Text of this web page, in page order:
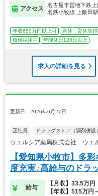
アクセス
名古屋市営地下鉄
名鉄小牧線 上飯田駅
年収650万円以上可 産休・育休取
積極採用中
年間休日120日以上
求人の詳細を見る
更新日：2026年6月27日
正社員 ドラッグストア（調剤併設）
ウエルシア薬局株式会社 ウエ
【愛知県小牧市】多
度充実♪高給与のドラ
給与
【月収】33.5万円
【年収】515万円